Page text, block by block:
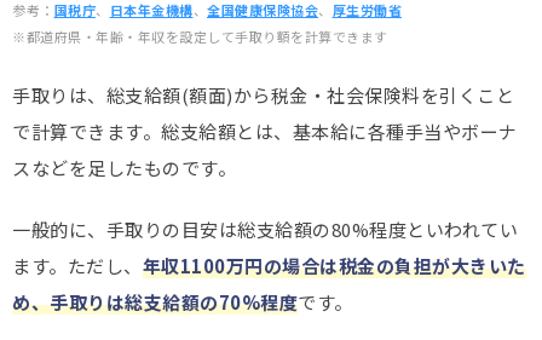
参考： 国税庁、 日本年金機構、 全国健康保険協会、 厚生労働省
※都道府県・年齢・年収を設定して手取り額を計算できます
手取りは、総支給額(額面)から税金・社会保険料を引くこと
で計算できます。総支給額とは、基本給に各種手当やボーナ
スなどを足したものです。
一般的に、手取りの目安は総支給額の80%程度といわれてい
ます。ただし、 年収1100万円の場合は税金の負担が大きいた
め、手取りは総支給額の70%程度です。